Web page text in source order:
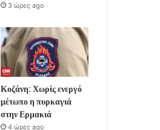
3 ώρες ago
Κοζάνη: Χωρίς ενεργό
μέτωπο η πυρκαγιά
στην Ερμακιά
4 ώρες ago